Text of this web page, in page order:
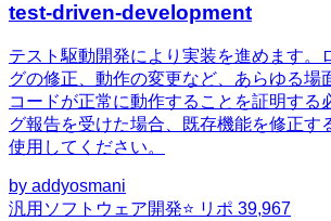
test-driven-development
テスト駆動開発により実装を進めます。
グの修正、動作の変更など、あらゆる場
コードが正常に動作することを証明する
グ報告を受けた場合、既存機能を修正す
使用してください。
by addyosmani
汎用 ソフトウェア開発⭐ リポ 39,967